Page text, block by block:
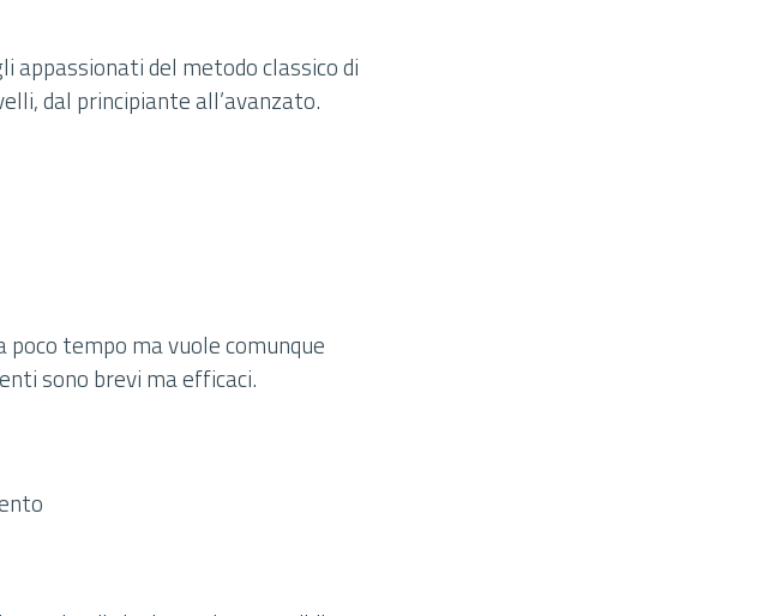
appassionati del metodo classico di
dal principiante all’avanzato.
tempo ma vuole comunque
sono brevi ma efficaci.